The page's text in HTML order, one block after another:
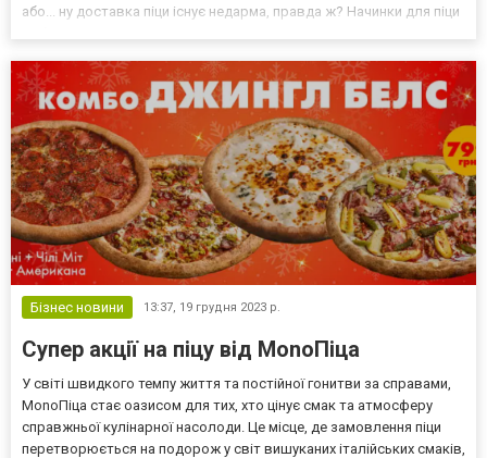
або... ну доставка піци існує недарма, правда ж? Начинки для піци
Бізнес новини 13:37, 19 грудня 2023 р.
Супер акції на піцу від MonoПіца
У світі швидкого темпу життя та постійної гонитви за справами,
MonoПіца стає оазисом для тих, хто цінує смак та атмосферу
справжньої кулінарної насолоди. Це місце, де замовлення піци
перетворюється на подорож у світ вишуканих італійських смаків,